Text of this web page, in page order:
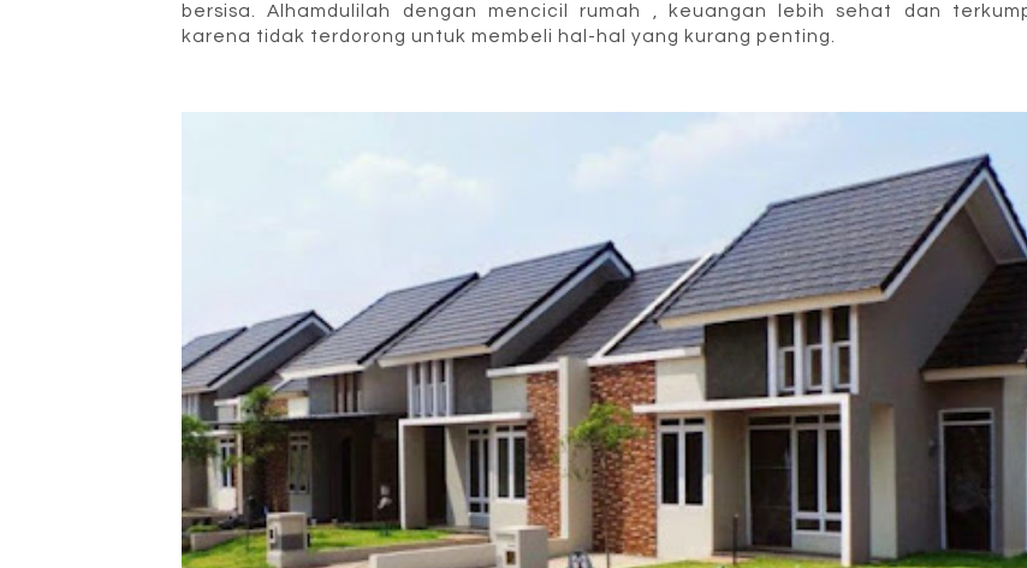
bersisa. Alhamdulilah dengan mencicil rumah , keuangan lebih sehat dan
karena tidak terdorong untuk membeli hal-hal yang kurang penting.